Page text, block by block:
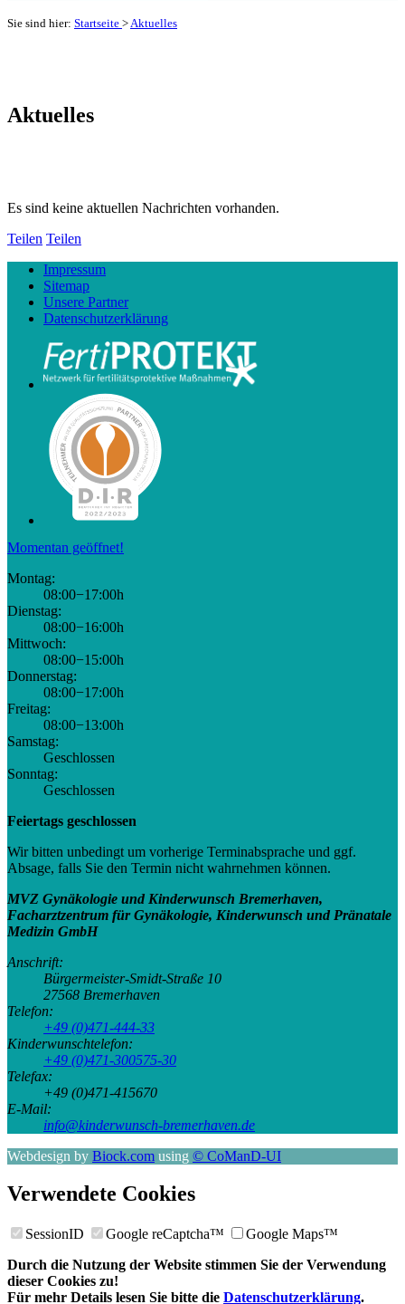
Sie sind hier: Startseite > Aktuelles
Aktuelles
Es sind keine aktuellen Nachrichten vorhanden.
Teilen Teilen
Impressum
Sitemap
Unsere Partner
Datenschutzerklärung
Momentan geöffnet!
Montag:
08:00−17:00h
Dienstag:
08:00−16:00h
Mittwoch:
08:00−15:00h
Donnerstag:
08:00−17:00h
Freitag:
08:00−13:00h
Samstag:
Geschlossen
Sonntag:
Geschlossen
Feiertags geschlossen
Wir bitten unbedingt um vorherige Terminabsprache und ggf.
Absage, falls Sie den Termin nicht wahrnehmen können.
MVZ Gynäkologie und Kinderwunsch Bremerhaven,
Facharztzentrum für Gynäkologie, Kinderwunsch und Pränatale
Medizin GmbH
Anschrift:
Bürgermeister-Smidt-Straße 10
27568 Bremerhaven
Telefon:
+49 (0)471-444-33
Kinderwunschtelefon:
+49 (0)471-300575-30
Telefax:
+49 (0)471-415670
E-Mail:
info@kinderwunsch-bremerhaven.de
Webdesign by Biock.com using © CoManD-UI
Verwendete Cookies
SessionID Google reCaptcha™
Google Maps™
Durch die Nutzung der Website stimmen Sie der Verwendung
dieser Cookies zu!
Für mehr Details lesen Sie bitte die Datenschutzerklärung.